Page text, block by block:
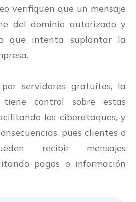
verifiquen que un mensaje
del dominio autorizado y
que intenta suplantar la
servidores gratuitos, la
tiene control sobre estas
los ciberataques, y
pues clientes o
recibir mensajes
pagos o información